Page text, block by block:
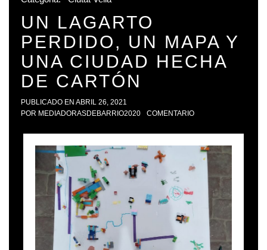
UN LAGARTO
PERDIDO, UN MAPA Y
UNA CIUDAD HECHA
DE CARTÓN
PUBLICADO EN ABRIL 26, 2021
POR MEDIADORASDEBARRIO2020 COMENTARIO